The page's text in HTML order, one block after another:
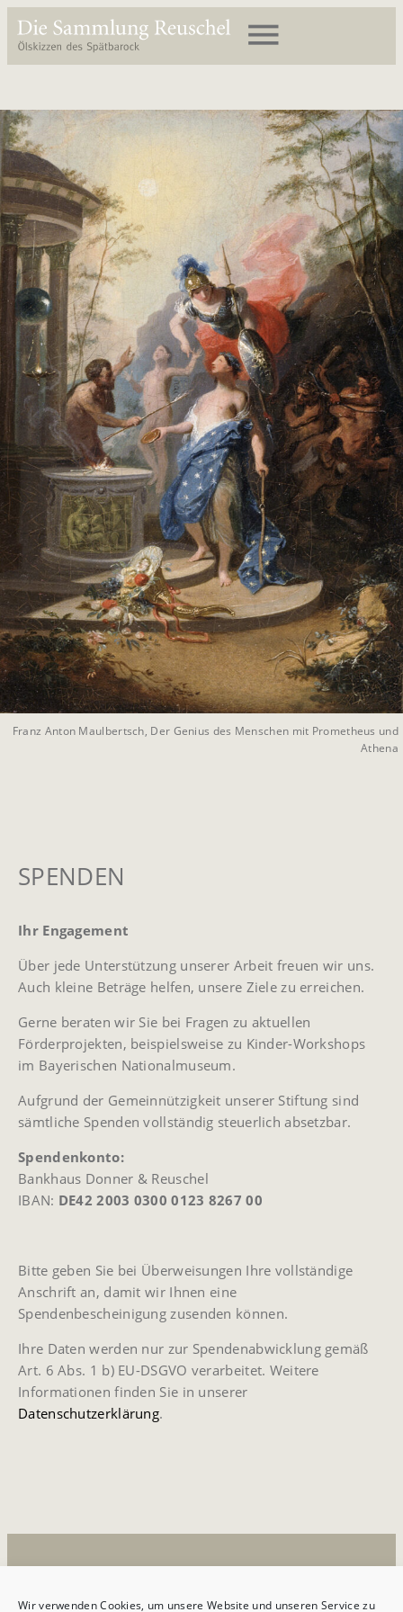
Wir verwenden Cookies, um unsere Website und unseren Service zu
Franz Anton Maulbertsch, Der Genius des Menschen mit Prometheus und
Athena
SPENDEN
Ihr Engagement
Über jede Unterstützung unserer Arbeit freuen wir uns.
Auch kleine Beträge helfen, unsere Ziele zu erreichen.
Gerne beraten wir Sie bei Fragen zu aktuellen
Förderprojekten, beispielsweise zu Kinder-Workshops
im Bayerischen Nationalmuseum.
Aufgrund der Gemeinnützigkeit unserer Stiftung sind
sämtliche Spenden vollständig steuerlich absetzbar.
Spendenkonto:
Bankhaus Donner & Reuschel
IBAN: DE42 2003 0300 0123 8267 00
Bitte geben Sie bei Überweisungen Ihre vollständige
Anschrift an, damit wir Ihnen eine
Spendenbescheinigung zusenden können.
Ihre Daten werden nur zur Spendenabwicklung gemäß
Art. 6 Abs. 1 b) EU-DSGVO verarbeitet. Weitere
Informationen finden Sie in unserer
Datenschutzerklärung.
2026 © Die Sammlung Reuschel